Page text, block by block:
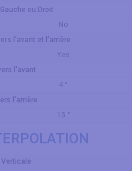
ou Droit
No
l'avant et l'arrière
Yes
l'avant
4 °
l'arrière
15 °
Verticale